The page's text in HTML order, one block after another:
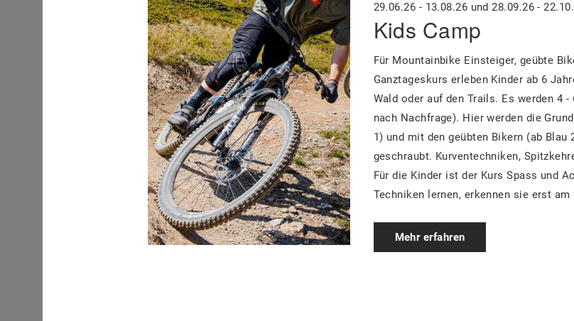
29.06.26 - 13.08.26 und 28.09.26 -
Kids Camp
Für Mountainbike Einsteiger, geübte
Ganztageskurs erleben Kinder ab 6
Wald oder auf den Trails. Es werden 4
nach Nachfrage). Hier werden die
1) und mit den geübten Bikern (ab Blau
geschraubt. Kurventechniken,
Für die Kinder ist der Kurs Spass und
Techniken lernen, erkennen sie erst am
Mehr erfahren